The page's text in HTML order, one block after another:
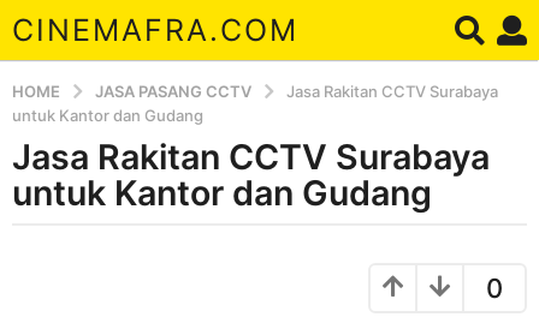
CINEMAFRA.COM
HOME JASA PASANG CCTV
Jasa Rakitan CCTV Surabaya
untuk Kantor dan Gudang
t
a
Jasa Rakitan CCTV Surabaya
untuk Kantor dan Gudang
0